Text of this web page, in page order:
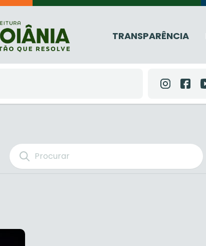
TRANSPARÊNCIA